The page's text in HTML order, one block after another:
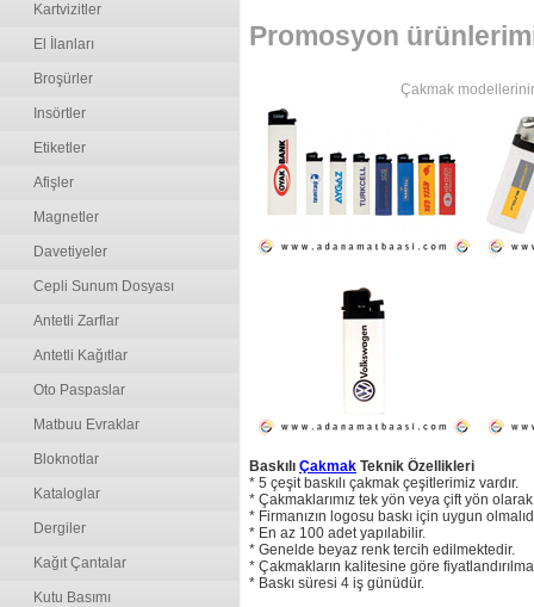
Kartvizitler
El İlanları
Broşürler
Insörtler
Etiketler
Afişler
Magnetler
Davetiyeler
Cepli Sunum Dosyası
Antetli Zarflar
Antetli Kağıtlar
Oto Paspaslar
Matbuu Evraklar
Bloknotlar
Kataloglar
Dergiler
Kağıt Çantalar
Kutu Basımı
Promosyon
Çakmak
Baskılı Çakmak Teknik Özellikleri
* 5 çeşit baskılı çakmak çeşitlerimiz vardır.
* Çakmaklarımız tek yön veya çift yön olarak
* Firmanızın logosu baskı için uygun
* En az 100 adet yapılabilir.
* Genelde beyaz renk tercih edilmektedir.
* Çakmakların kalitesine göre
* Baskı süresi 4 iş günüdür.